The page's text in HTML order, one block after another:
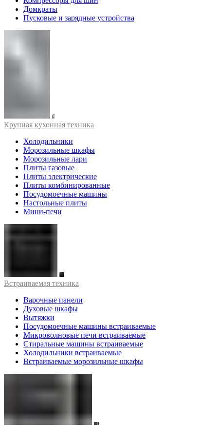
Домкраты
Пусковые и зарядные устройства
Крупная кухонная техника
Холодильники
Морозильные шкафы
Морозильные лари
Плиты газовые
Плиты электрические
Плиты комбинированные
Посудомоечные машины
Настольные плиты
Мини-печи
Встраиваемая техника
Варочные панели
Духовые шкафы
Вытяжки
Посудомоечные машины встраиваемые
Микроволновые печи встраиваемые
Стиральные машины встраиваемые
Холодильники встраиваемые
Встраиваемые морозильные шкафы